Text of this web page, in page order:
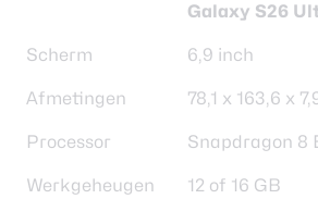
Galaxy S26
Scherm 6,9 inch
Afmetingen 78,1 x 163,6 x
Processor Snapdragon 8
Werkgeheugen 12 of 16 GB